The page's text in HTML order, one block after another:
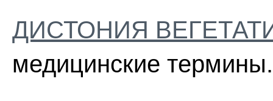
ДИСТОНИЯ
медицинские